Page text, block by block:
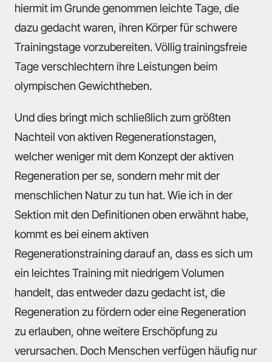
hiermit im Grunde genommen leichte Tage, die
dazu gedacht waren, ihren Körper für schwere
Trainingstage vorzubereiten. Völlig trainingsfreie
Tage verschlechtern ihre Leistungen beim
olympischen Gewichtheben.
Und dies bringt mich schließlich zum größten
Nachteil von aktiven Regenerationstagen,
welcher weniger mit dem Konzept der aktiven
Regeneration per se, sondern mehr mit der
menschlichen Natur zu tun hat. Wie ich in der
Sektion mit den Definitionen oben erwähnt habe,
kommt es bei einem aktiven
Regenerationstraining darauf an, dass es sich um
ein leichtes Training mit niedrigem Volumen
handelt, das entweder dazu gedacht ist, die
Regeneration zu fördern oder eine Regeneration
zu erlauben, ohne weitere Erschöpfung zu
verursachen. Doch Menschen verfügen häufig nur